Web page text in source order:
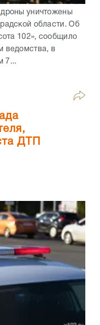
уничтожены
области. Об
102», сообщило
ведомства, в
7...
ДТП